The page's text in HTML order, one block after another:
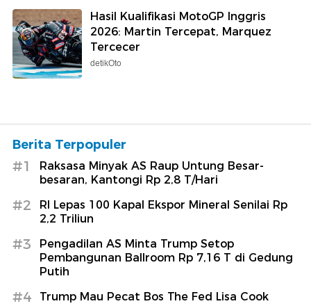
Hasil Kualifikasi MotoGP Inggris
2026: Martin Tercepat, Marquez
Tercecer
detikOto
Berita Terpopuler
#1
Raksasa Minyak AS Raup Untung Besar-
besaran, Kantongi Rp 2,8 T/Hari
#2
RI Lepas 100 Kapal Ekspor Mineral Senilai Rp
2,2 Triliun
#3
Pengadilan AS Minta Trump Setop
Pembangunan Ballroom Rp 7,16 T di Gedung
Putih
#4 Trump Mau Pecat Bos The Fed Lisa Cook